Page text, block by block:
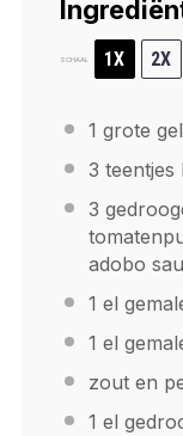
SCHAAL 1X 2X
1 grote
3
3
adobo
1 el
1 el
zout en
1 el